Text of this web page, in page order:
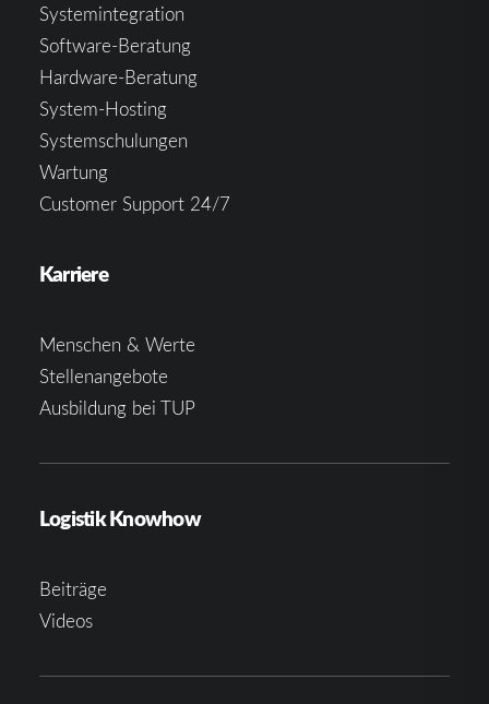
Systemintegration
Software-Beratung
Hardware-Beratung
System-Hosting
Systemschulungen
Wartung
Customer Support 24/7
Karriere
Menschen & Werte
Stellenangebote
Ausbildung bei TUP
Logistik Knowhow
Beiträge
Videos